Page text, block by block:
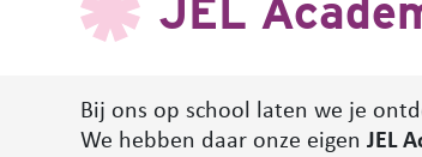
JEL
Bij ons op school laten we je
We hebben daar onze eigen JEL